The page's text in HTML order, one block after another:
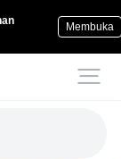
Membuka